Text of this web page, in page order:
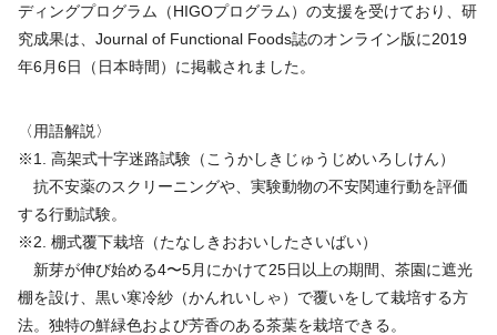
ディングプログラム（HIGOプログラム）の支援を受けており、研
究成果は、 Journal of Functional Foods誌のオンライン版に2019
年6 月6日 （日本時間） に掲載されました。
〈用語解説〉
※1. 高架式十字迷路試験（こうかしきじゅうじめいろしけん）
抗不安薬のスクリーニングや、実験動物の不安関連行動を評価
する行動試験。
※2. 棚式覆下栽培（たなしきおおいしたさいばい）
新芽が伸び始める4〜5月にかけて25日以上の期間、茶園に遮光
棚を設け、黒い寒冷紗（かんれいしゃ）で覆いをして栽培する方
法。独特の鮮緑色および芳香のある茶葉を栽培できる。